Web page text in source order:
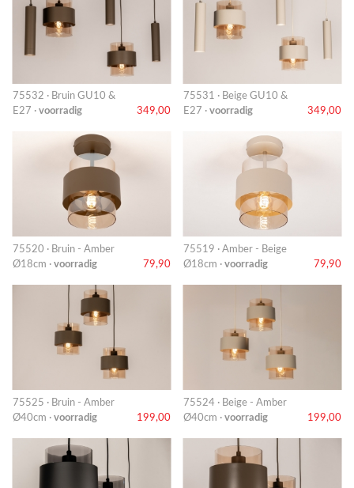
75532 · Bruin GU10 &
E27 · voorradig 349,00
75531 · Beige GU10 &
E27 · voorradig 349,00
75520 · Bruin - Amber
Ø18cm · voorradig 79,90
75519 · Amber - Beige
Ø18cm · voorradig 79,90
75525 · Bruin - Amber
Ø40cm · voorradig 199,00
75524 · Beige - Amber
Ø40cm · voorradig 199,00